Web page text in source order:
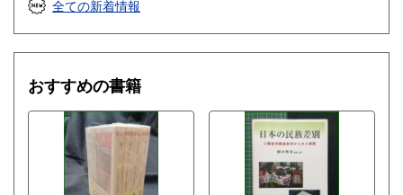
全ての新着情報
おすすめの書籍